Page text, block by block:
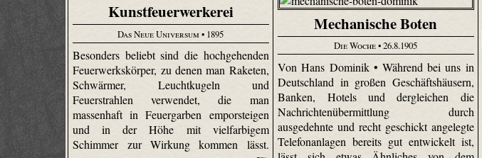
Kunstfeuerwerkerei
Das Neue Universum• 1895
Besonders beliebt sind die hochgehenden
Feuerwerkskörper, zu denen man Raketen,
Schwärmer, Leuchtkugeln und
Feuerstrahlen verwendet, die man
massenhaft in Feuergarben emporsteigen
und in der Höhe mit vielfarbigem
Schimmer zur Wirkung kommen lässt.
Mechanische Boten
Die Woche• 26.8.1905
Von Hans Dominik • Während bei uns in
Deutschland in großen Geschäftshäusern,
Banken, Hotels und dergleichen die
Nachrichtenübermittlung durch
ausgedehnte und recht geschickt angelegte
Telefonanlagen bereits gut entwickelt ist,